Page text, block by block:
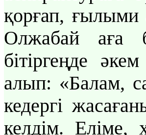
қорғап, ғылыми
Олжабай аға
бітіргеңде
алып: «Балам,
кедергі
келдім. Еліме,